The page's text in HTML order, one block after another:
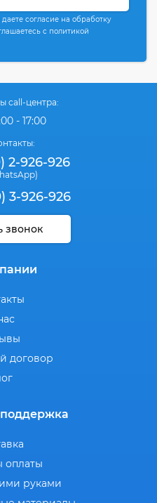
согласие на обработку
с политикой
call-центра:
- 17:00
2-926-926
3-926-926
звонок
договор
оплаты
руками